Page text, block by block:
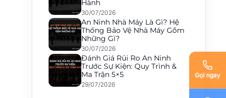
Gọi ngay
Hành
30/07/2026
An Ninh Nhà Máy Là Gì? Hệ
Thống Bảo Vệ Nhà Máy Gồm
Những Gì?
30/07/2026
Đánh Giá Rủi Ro An Ninh
Trước Sự Kiện: Quy Trình &
Ma Trận 5×5
29/07/2026